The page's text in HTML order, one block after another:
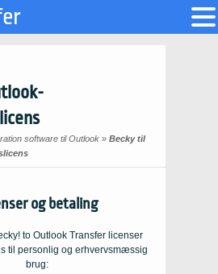
software til Outlook » Becky til
og betaling
to Outlook Transfer licenser
til personlig og erhvervsmæssig
brug: